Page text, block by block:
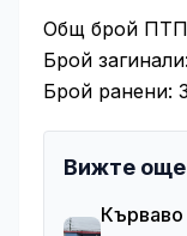
Общ брой
Брой
Брой ранени:
Вижте още